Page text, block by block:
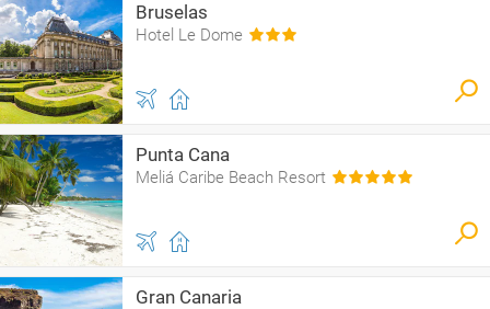
Bruselas
Hotel Le Dome
Punta Cana
Meliá Caribe Beach Resort
Gran Canaria